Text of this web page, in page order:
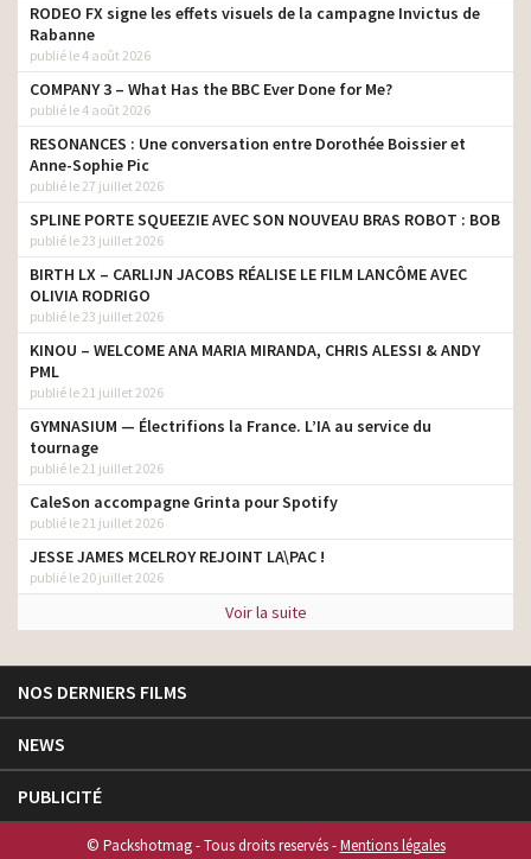
RODEO FX signe les effets visuels de la campagne Invictus de
Rabanne
publié le 4 août 2026
COMPANY 3 – What Has the BBC Ever Done for Me?
publié le 4 août 2026
RESONANCES : Une conversation entre Dorothée Boissier et
Anne-Sophie Pic
publié le 27 juillet 2026
SPLINE PORTE SQUEEZIE AVEC SON NOUVEAU BRAS ROBOT : BOB
publié le 23 juillet 2026
BIRTH LX – CARLIJN JACOBS RÉALISE LE FILM LANCÔME AVEC
OLIVIA RODRIGO
publié le 23 juillet 2026
KINOU – WELCOME ANA MARIA MIRANDA, CHRIS ALESSI & ANDY
PML
publié le 21 juillet 2026
GYMNASIUM — Électrifions la France. L’IA au service du
tournage
publié le 21 juillet 2026
CaleSon accompagne Grinta pour Spotify
publié le 21 juillet 2026
JESSE JAMES MCELROY REJOINT LA\PAC !
publié le 20 juillet 2026
Voir la suite
NOS DERNIERS FILMS
NEWS
PUBLICITÉ
© Packshotmag - Tous droits reservés -Mentions légales